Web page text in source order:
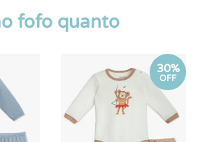
fofo quanto
30%
OFF